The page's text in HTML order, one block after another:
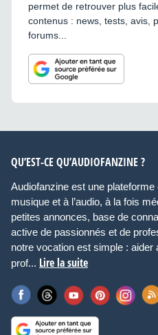
permet de retrouver plus
contenus : news, tests, avis,
forums...
QU’EST-CE QU’AUDIOFANZINE ?
Audiofanzine est une plateforme
musique et à l’audio, à la fois
petites annonces, base de
active de passionnés et de
notre vocation est simple : aider
prof... Lire la suite